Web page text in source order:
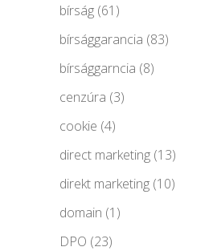
bírság (61)
bírsággarancia (83)
bírsággarncia (8)
cenzúra (3)
cookie (4)
direct marketing (13)
direkt marketing (10)
domain (1)
DPO (23)